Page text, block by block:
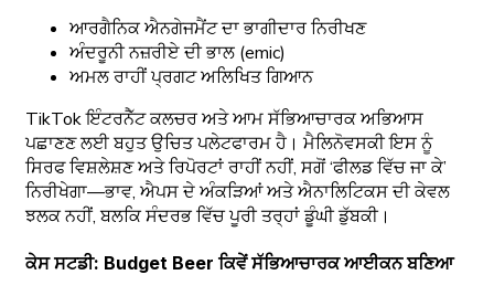
ਆਰਗੈਨਿਕ ਐਨਗੇਜਮੈਂਟ ਦਾ ਭਾਗੀਦਾਰ ਨਿਰੀਖਣ
ਅੰਦਰੂਨੀ ਨਜ਼ਰੀਏ ਦੀ ਭਾਲ (emic)
ਅਮਲ ਰਾਹੀਂ ਪ੍ਰਗਟ ਅਲਿਖਿਤ ਗਿਆਨ
TikTok ਇੰਟਰਨੈੱਟ ਕਲਚਰ ਅਤੇ ਆਮ ਸੱਭਿਆਚਾਰਕ ਅਭਿਆਸ
ਪਛਾਣਣ ਲਈ ਬਹੁਤ ਉਚਿਤ ਪਲੇਟਫਾਰਮ ਹੈ। ਮੈਲਿਨੋਵਸਕੀ ਇਸ ਨੂੰ
ਸਿਰਫ ਵਿਸ਼ਲੇਸ਼ਣ ਅਤੇ ਰਿਪੋਰਟਾਂ ਰਾਹੀਂ ਨਹੀਂ, ਸਗੋਂ ‘ਫੀਲਡ ਵਿੱਚ ਜਾ ਕੇ’
ਨਿਰੀਖੇਗਾ—ਭਾਵ, ਐਪਸ ਦੇ ਅੰਕੜਿਆਂ ਅਤੇ ਐਨਾਲਿਟਿਕਸ ਦੀ ਕੇਵਲ
ਝਲਕ ਨਹੀਂ, ਬਲਕਿ ਸੰਦਰਭ ਵਿੱਚ ਪੂਰੀ ਤਰ੍ਹਾਂ ਡੂੰਘੀ ਡੁੱਬਕੀ।
ਕੇਸ ਸਟਡੀ: Budget Beer ਕਿਵੇਂ ਸੱਭਿਆਚਾਰਕ ਆਈਕਨ ਬਣਿਆ